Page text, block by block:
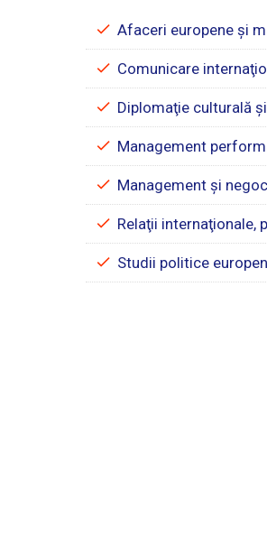
Afaceri europene şi
Comunicare
Diplomaţie culturală
Management
Management şi
Relaţii internaţionale,
Studii politice